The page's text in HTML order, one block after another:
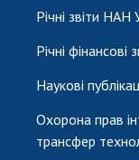
Річні звіти НАН
Річні фінансові
Наукові
Охорона прав
трансфер